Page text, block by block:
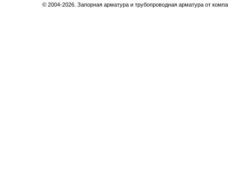
© 2004-2026. Запорная арматура и трубопроводная арматура от